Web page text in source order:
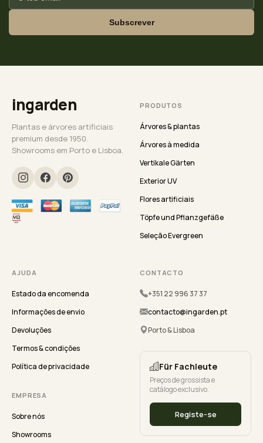
Subscrever
ingarden
Plantas e árvores artificiais
premium desde 1950.
Showrooms em Porto e Lisboa.
PRODUTOS
Árvores & plantas
Árvores à medida
Vertikale Gärten
Exterior UV
Flores artificiais
Töpfe und Pflanzgefäße
Seleção Evergreen
AJUDA
Estado da encomenda
Informações de envio
Devoluções
Termos & condições
Política de privacidade
EMPRESA
Sobre nós
Showrooms
CONTACTO
+351 22 996 37 37
contacto@ingarden.pt
Porto & Lisboa
Für Fachleute
Preços de grossista e
catálogo exclusivo.
Registe-se